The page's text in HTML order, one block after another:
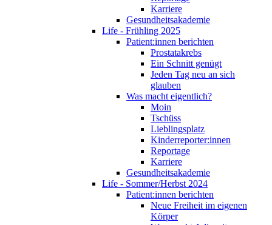
Karriere
Gesundheitsakademie
Life - Frühling 2025
Patient:innen berichten
Prostatakrebs
Ein Schnitt genügt
Jeden Tag neu an sich
glauben
Was macht eigentlich?
Moin
Tschüss
Lieblingsplatz
Kinderreporter:innen
Reportage
Karriere
Gesundheitsakademie
Life - Sommer/Herbst 2024
Patient:innen berichten
Neue Freiheit im eigenen
Körper